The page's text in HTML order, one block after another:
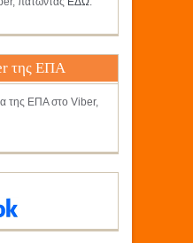
της ΕΠΑ
της ΕΠΑ στο Viber,